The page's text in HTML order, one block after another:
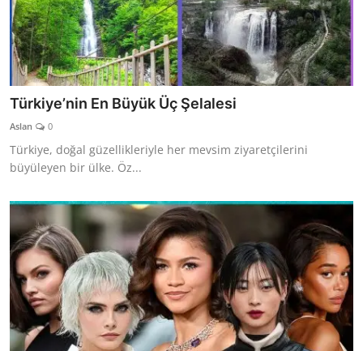
Türkiye’nin En Büyük Üç Şelalesi
Aslan 0
Türkiye, doğal güzellikleriyle her mevsim ziyaretçilerini
büyüleyen bir ülke. Öz...